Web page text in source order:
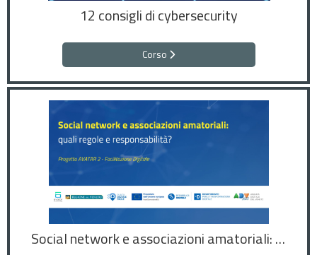
12 consigli di cybersecurity
Corso
Social network e associazioni amatoriali: quali regole e responsabilità?